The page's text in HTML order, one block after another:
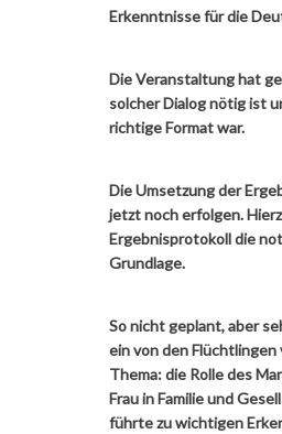
Erkenntnisse für die
Die Veranstaltung hat
solcher Dialog nötig ist
richtige Format war.
Die Umsetzung der
jetzt noch erfolgen.
Ergebnisprotokoll die
Grundlage.
So nicht geplant, aber
ein von den
Thema: die Rolle des
Frau in Familie und
führte zu wichtigen